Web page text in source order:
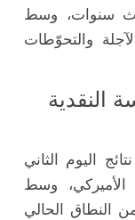
سنوات، وسط
والتحوّطات
النقدية
اليوم الثاني
الأميركي، وسط
النطاق الحالي